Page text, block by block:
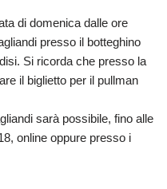
di domenica dalle ore
presso il botteghino
Si ricorda che presso la
il biglietto per il pullman
sarà possibile, fino alle
online oppure presso i